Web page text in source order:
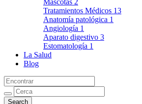
Mascotas 2
Tratamientos Médicos 13
Anatomía patológica 1
Angiología 1
Aparato digestivo 3
Estomatología 1
La Salud
Blog